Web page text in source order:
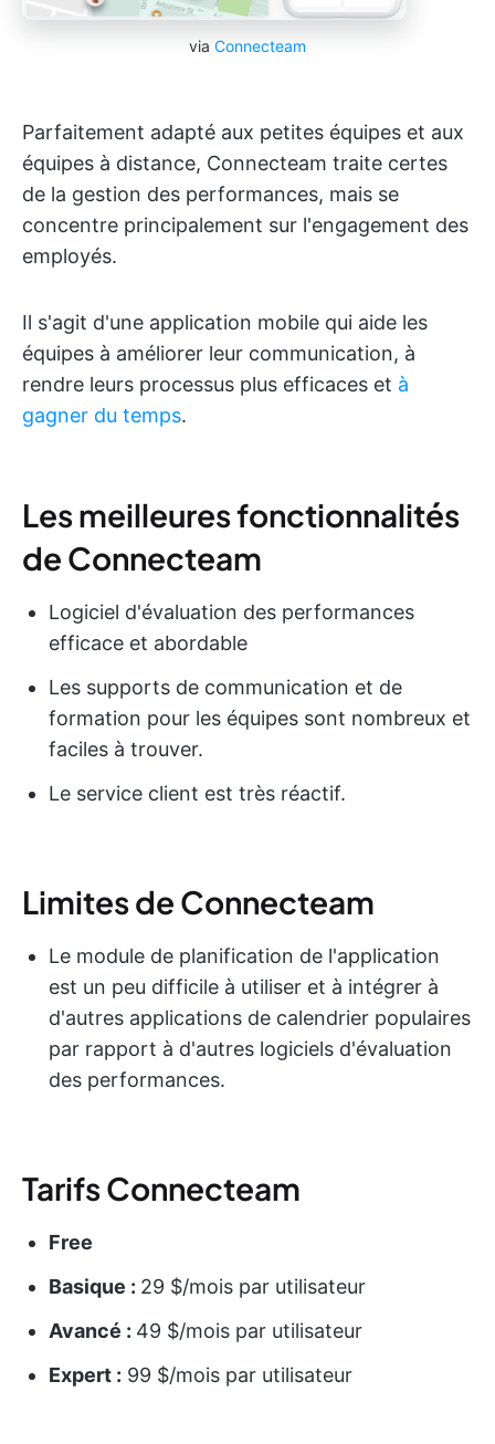
via Connecteam
Parfaitement adapté aux petites équipes et aux
équipes à distance, Connecteam traite certes
de la gestion des performances, mais se
concentre principalement sur l'engagement des
employés.
Il s'agit d'une application mobile qui aide les
équipes à améliorer leur communication, à
rendre leurs processus plus efficaces et à
gagner du temps.
Les meilleures fonctionnalités
de Connecteam
Logiciel d'évaluation des performances
efficace et abordable
Les supports de communication et de
formation pour les équipes sont nombreux et
faciles à trouver.
Le service client est très réactif.
Limites de Connecteam
Le module de planification de l'application
est un peu difficile à utiliser et à intégrer à
d'autres applications de calendrier populaires
par rapport à d'autres logiciels d'évaluation
des performances.
Tarifs Connecteam
Free
Basique : 29 $/mois par utilisateur
Avancé : 49 $/mois par utilisateur
Expert : 99 $/mois par utilisateur